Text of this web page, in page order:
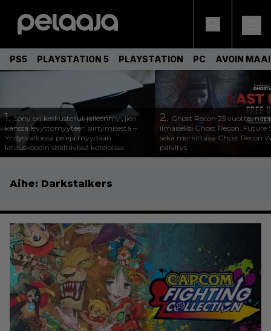
PS5 PLAYSTATION 5 PLAYSTATION PC AVOIN
1.Sony on keskustellut jälleenmyyjien
kanssa levyttömyyteen siirtymisestä –
Yhdysvalloissa pelejä myydään
latauskoodin sisältävissä koteloissa
2. Ghost Recon 25 vuotta:
ilmaiseksi Ghost Recon: Future
sekä merkittävä Ghost Recon
päivitys
Aihe: Darkstalkers